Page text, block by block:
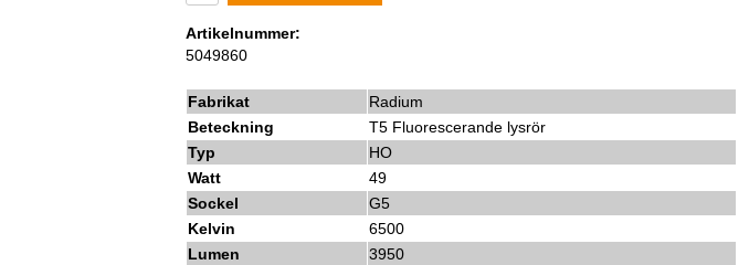
Artikelnummer:
5049860
Fabrikat
Radium
Beteckning
T5 Fluorescerande lysrör
Typ
HO
Watt
49
Sockel
G5
Kelvin
6500
Lumen
3950